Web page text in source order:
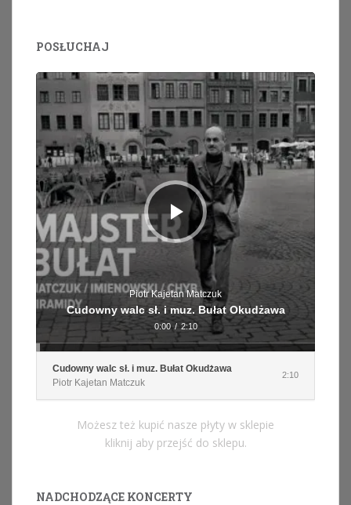
POSŁUCHAJ
Odtwarzacz
dźwiękowych
Piotr Kajetan Matczuk
Cudowny walc sł. i muz. Bułat Okudżawa
0:00 / 2:10
Cudowny walc sł. i muz. Bułat Okudżawa
Piotr Kajetan Matczuk
2:10
Możesz też kupić nasze płyty w sklepie
kliknij aby przejść do sklepu.
NADCHODZĄCE KONCERTY